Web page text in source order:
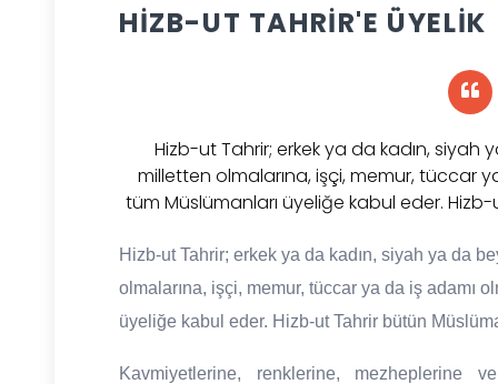
HİZB-UT TAHRİR'E ÜYELİK
Hizb-ut Tahrir; erkek ya da kadın,
milletten olmalarına, işçi, memur, tüccar
tüm Müslümanları üyeliğe kabul eder.
Hizb-ut Tahrir; erkek ya da kadın, siyah ya da
olmalarına, işçi, memur, tüccar ya da iş adamı
üyeliğe kabul eder. Hizb-ut Tahrir bütün
Kavmiyetlerine, renklerine, mezheplerine